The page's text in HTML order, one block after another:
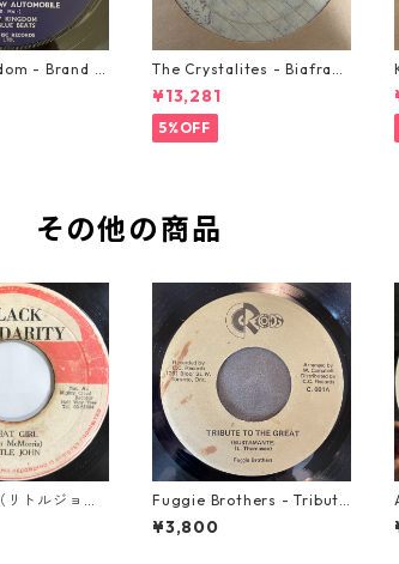
- Brand N
【7-2088
The Crystalites - Biafra
【7-21293】
¥13,281
5%OFF
その他の商品
トルジョ
【7-2004
Fuggie Brothers - Tribute
To The Great【7-21765】
¥3,800